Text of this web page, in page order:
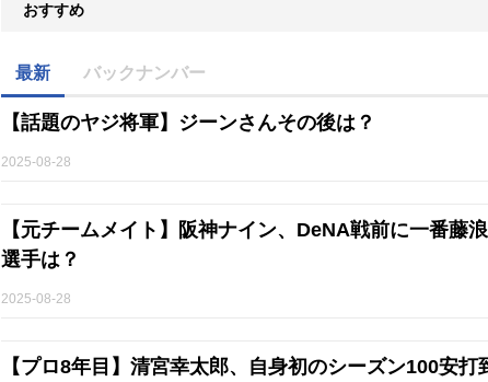
おすすめ
最新 バックナンバー
【話題のヤジ将軍】ジーンさんその後は？
2025-08-28
【元チームメイト】阪神ナイン、DeNA戦前に一番藤
選手は？
2025-08-28
【プロ8年目】清宮幸太郎、自身初のシーズン100安